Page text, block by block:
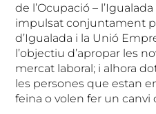
de l’Ocupació –
impulsat conjuntament
d’Igualada i la Unió
l’objectiu d’apropar les
mercat laboral; i alhora
les persones que estan
feina o volen fer un canvi